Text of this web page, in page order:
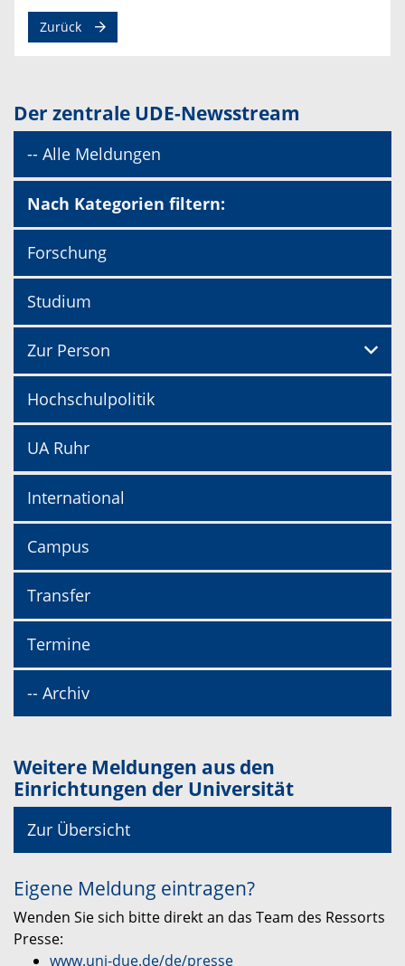
Zurück
Der zentrale UDE-Newsstream
-- Alle Meldungen
Nach Kategorien filtern:
Forschung
Studium
Zur Person
Hochschulpolitik
UA Ruhr
International
Campus
Transfer
Termine
-- Archiv
Weitere Meldungen aus den
Einrichtungen der Universität
Zur Übersicht
Eigene Meldung eintragen?
Wenden Sie sich bitte direkt an das Team des Ressorts
Presse:
www.uni-due.de/de/presse